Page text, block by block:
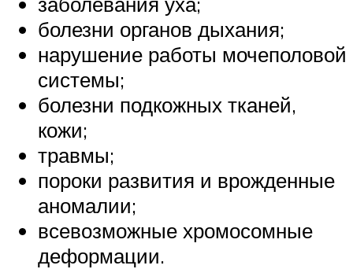
болезни органов дыхания;
нарушение работы мочеполовой
системы;
болезни подкожных тканей,
кожи;
травмы;
пороки развития и врожденные
аномалии;
всевозможные хромосомные
деформации.